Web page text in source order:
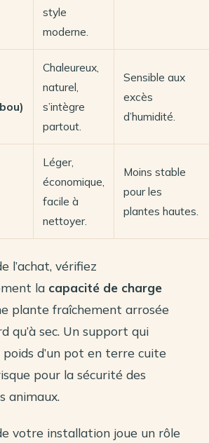
style
moderne.
Chaleureux,
naturel,
s’intègre
partout.
Sensible aux
excès
d’humidité.
Léger,
économique,
facile à
nettoyer.
Moins stable
pour les
plantes hautes.
l’achat, vérifiez
la capacité de charge
plante fraîchement arrosée
qu’à sec. Un support qui
d’un pot en terre cuite
pour la sécurité des
animaux.
votre installation joue un rôle